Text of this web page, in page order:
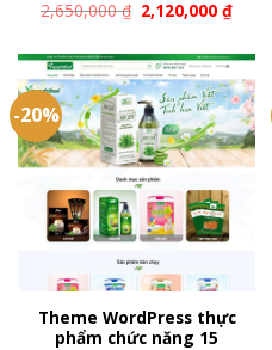
2,650,000₫ 2,120,000₫
-20%
Theme WordPress thực
phẩm chức năng 15